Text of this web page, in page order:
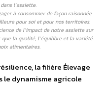
l’assiette.
à consommer de façon raisonnée
pour soi et pour nos territoires.
de l’impact de notre assiette sur
la qualité, l’équilibre et la variété.
alimentaires.
la filière Élevage
le dynamisme agricole